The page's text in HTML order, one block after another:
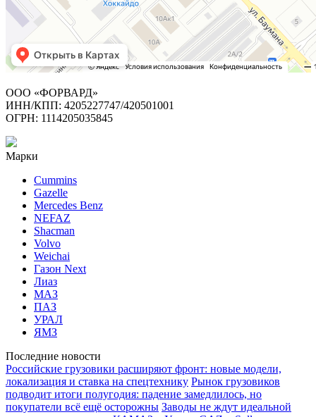
ООО «ФОРВАРД»
ИНН/КПП: 4205227747/420501001
ОГРН: 1114205035845
Марки
Cummins
Gazelle
Mercedes Benz
NEFAZ
Shacman
Volvo
Weichai
Газон Next
Лиаз
МАЗ
ПАЗ
УРАЛ
ЯМЗ
Последние новости
Российские грузовики расширяют фронт: новые модели,
локализация и ставка на спецтехнику Рынок грузовиков
подводит итоги полугодия: падение замедлилось, но
покупатели всё ещё осторожны Заводы не ждут идеальной